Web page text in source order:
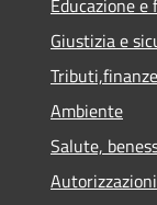
Giustizia e
Ambiente
Salute,
Autorizzazioni